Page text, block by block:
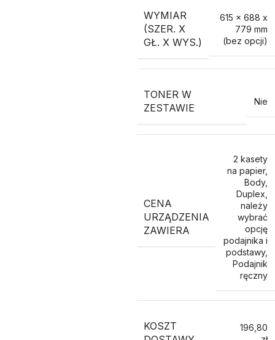
WYMIAR
(SZER. X
GŁ. X WYS.)
615 x 688 x
779 mm
(bez opcji)
TONER W
ZESTAWIE
Nie
CENA
URZĄDZENIA
ZAWIERA
2 kasety
na papier,
Body,
Duplex
należy
wybrać
opcję
podajnika i
podstawy,
Podajnik
ręczny
KOSZT
196,80